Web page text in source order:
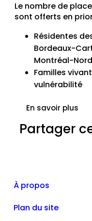
Le nombre de
sont offerts en
Résidentes
Bordeaux-
Montréal-
Familles
vulnérabilité
En savoir plus
Partager
À propos
Plan du site